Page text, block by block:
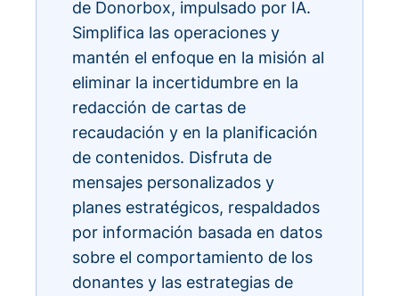
de Donorbox, impulsado por IA.
Simplifica las operaciones y
mantén el enfoque en la misión al
eliminar la incertidumbre en la
redacción de cartas de
recaudación y en la planificación
de contenidos. Disfruta de
mensajes personalizados y
planes estratégicos, respaldados
por información basada en datos
sobre el comportamiento de los
donantes y las estrategias de